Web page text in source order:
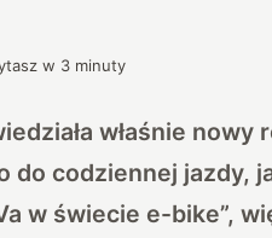
w 3 minuty
właśnie
do codziennej jazdy,
w świecie e-bike”,